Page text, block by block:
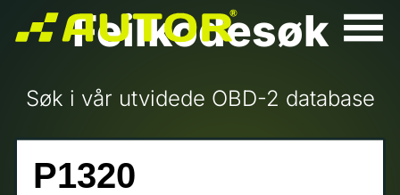
Feilkodesøk
Søk i vår utvidede OBD-2 database